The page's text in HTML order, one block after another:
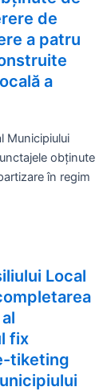
de
a patru
a
Municipiului
obținute
în regim
Local
fix
tiketing